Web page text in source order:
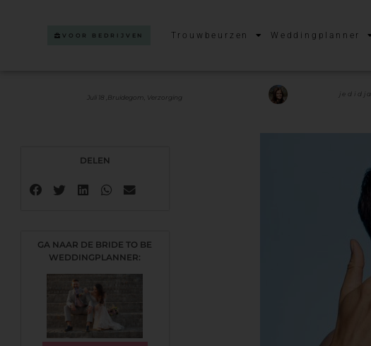
VOOR BEDRIJVEN Trouwbeurzen Weddingplanner
Juli 18 , Bruidegom Verzorging jedidja
DELEN
GA NAAR DE BRIDE TO BE
WEDDINGPLANNER: